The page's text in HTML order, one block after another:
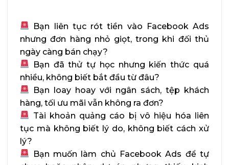
Bạn liên tục rót tiền vào Facebook Ads
nhưng đơn hàng nhỏ giọt, trong khi đối thủ
ngày càng bán chạy?
Bạn đã thử tự học nhưng kiến thức quá
nhiều, không biết bắt đầu từ đâu?
Bạn loay hoay với ngân sách, tệp khách
hàng, tối ưu mãi vẫn không ra đơn?
Tài khoản quảng cáo bị vô hiệu hóa liên
tục mà không biết lý do, không biết cách xử
lý?
Bạn muốn làm chủ Facebook Ads để tự